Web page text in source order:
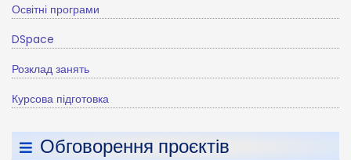
Освітні програми
DSpace
Розклад занять
Курсова підготовка
Обговорення проєктів